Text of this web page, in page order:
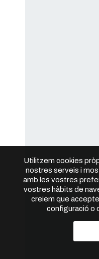
Utilitzem cookies
nostres serveis i
amb les vostres
vostres hàbits de
creiem que
configuració o